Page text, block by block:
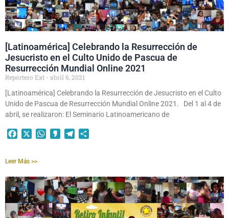
[Latinoamérica] Celebrando la Resurrección de
Jesucristo en el Culto Unido de Pascua de
Resurrección Mundial Online 2021
Reportero Ext
abril 6, 2021
[Latinoamérica] Celebrando la Resurrección de Jesucristo en el Culto
Unido de Pascua de Resurrección Mundial Online 2021. Del 1 al 4 de
abril, se realizaron: El Seminario Latinoamericano de
FacebookWhatsApp
KakaoTelegram
Leer Más >>